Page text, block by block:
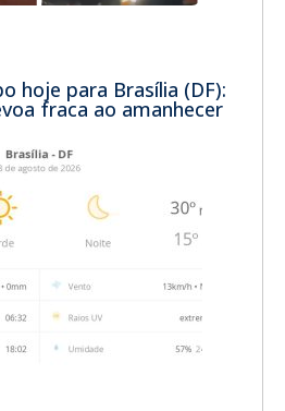
hoje para Brasília (DF):
fraca ao amanhecer